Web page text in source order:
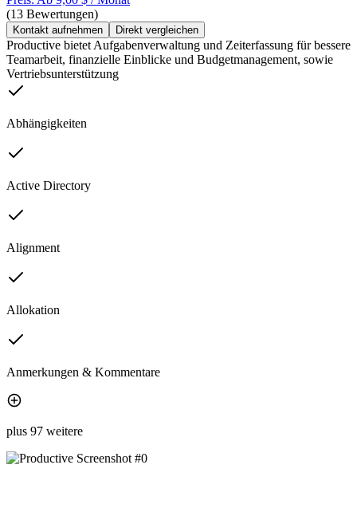
(13 Bewertungen)
Kontakt aufnehmen Direkt vergleichen
Productive bietet Aufgabenverwaltung und Zeiterfassung für bessere
Teamarbeit, finanzielle Einblicke und Budgetmanagement, sowie
Vertriebsunterstützung
Abhängigkeiten
Active Directory
Alignment
Allokation
Anmerkungen & Kommentare
plus 97 weitere